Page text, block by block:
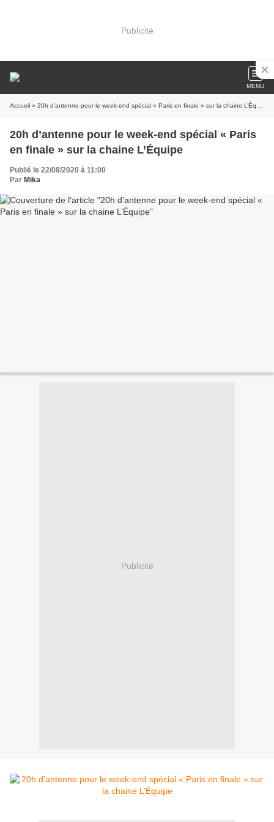
Publicité
MENU
Accueil » 20h d’antenne pour le week-end spécial « Paris en finale » sur la chaine L’Équipe
20h d’antenne pour le week-end spécial « Paris
en finale » sur la chaine L’Équipe
Publié le 22/08/2020 à 11:00
Par Mika
Publicité